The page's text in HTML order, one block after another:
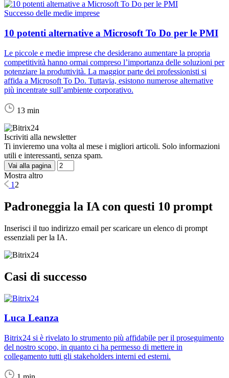
Successo delle medie imprese
10 potenti alternative a Microsoft To Do per le PMI
Le piccole e medie imprese che desiderano aumentare la propria
competitività hanno ormai compreso l’importanza delle soluzioni per
potenziare la produttività. La maggior parte dei professionisti si
affida a Microsoft To Do. Tuttavia, esistono numerose alternative
più incentrate sull’ambiente corporativo.
13 min
Iscriviti alla newsletter
Ti invieremo una volta al mese i migliori articoli. Solo informazioni
utili e interessanti, senza spam.
Vai alla pagina
Mostra altro
1 2
Padroneggia la IA con questi 10 prompt
Inserisci il tuo indirizzo email per scaricare un elenco di prompt
essenziali per la IA.
Casi di successo
Luca Leanza
Bitrix24 si è rivelato lo strumento più affidabile per il proseguimento
del nostro scopo, in quanto ci ha permesso di mettere in
collegamento tutti gli stakeholders interni ed esterni.